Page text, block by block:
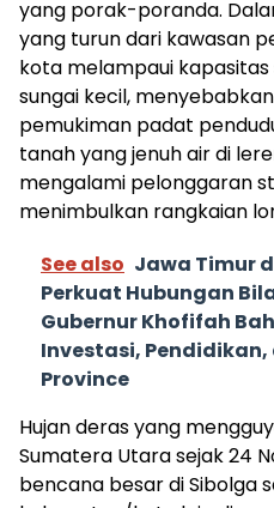
yang porak-poranda.
yang turun dari kawasan
kota melampaui
sungai kecil,
pemukiman padat
tanah yang jenuh air di
mengalami pelonggaran
menimbulkan rangkaian
See also Jawa Timur
Perkuat Hubungan
Gubernur Khofifah
Investasi, Pendidikan,
Province
Hujan deras yang
Sumatera Utara sejak 24
bencana besar di Sibolga